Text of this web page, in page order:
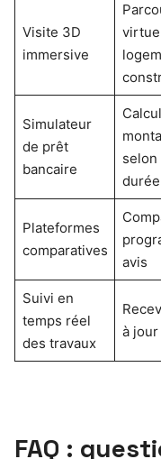
Visite 3D
immersive
Simulateur
de prêt
bancaire
selon
durée
Plateformes
comparatives
avis
Suivi en
temps réel
des travaux
à
FAQ :